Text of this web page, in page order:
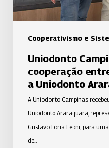
Cooperativismo e
a
Uniodonto
Araraquara
Uniodonto
cooperação
a Uniodonto
A Uniodonto Campinas
Uniodonto Araraquara,
Gustavo Loria Leoni, para
de…